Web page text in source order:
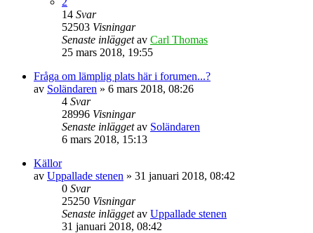
14 Svar
52503 Visningar
Senaste inläggetav Carl Thomas
25 mars 2018, 19:55
Fråga om lämplig plats här i forumen...?
av Soländaren » 6 mars 2018, 08:26
4 Svar
28996 Visningar
Senaste inläggetav Soländaren
6 mars 2018, 15:13
Källor
av Uppallade stenen » 31 januari 2018, 08:42
0 Svar
25250 Visningar
Senaste inläggetav Uppallade stenen
31 januari 2018, 08:42